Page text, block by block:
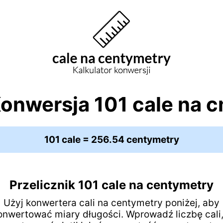
101 cale na
101 cale = 256.54 centymetry
Przelicznik 101 cale na centymetry
Użyj konwertera cali na centymetry poniżej, aby
miary długości. Wprowadź liczbę